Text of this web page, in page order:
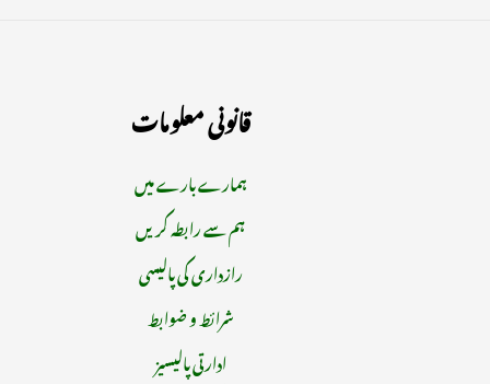
قانونی معلومات
ہمارے بارے میں
ہم سے رابطہ کریں
رازداری کی پالیسی
شرائط و ضوابط
ادارتی پالیسیز